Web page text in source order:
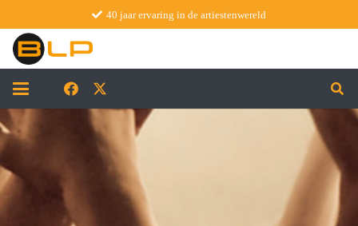
40 jaar ervaring in de artiestenwereld